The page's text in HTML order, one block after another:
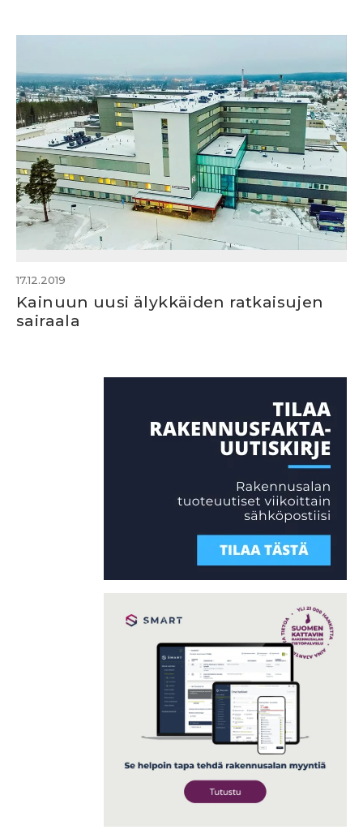
17.12.2019
Kainuun uusi älykkäiden ratkaisujen
sairaala